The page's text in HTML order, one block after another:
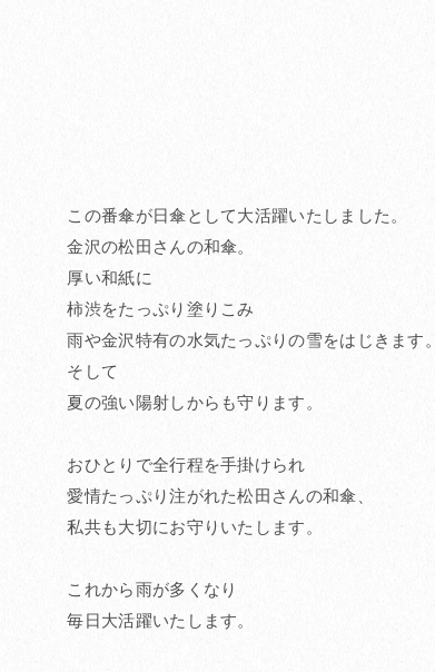
この番傘が日傘として大活躍いたしました。
金沢の松田さんの和傘。
厚い和紙に
柿渋をたっぷり塗りこみ
雨や金沢特有の水気たっぷりの雪をはじきます。
そして
夏の強い陽射しからも守ります。
おひとりで全行程を手掛けられ
愛情たっぷり注がれた松田さんの和傘、
私共も大切にお守りいたします。
これから雨が多くなり
毎日大活躍いたします。